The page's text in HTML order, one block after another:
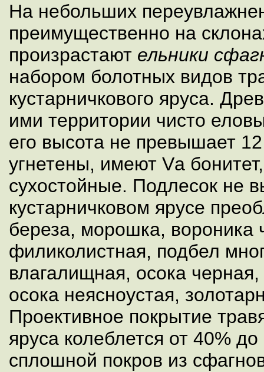
На небольших
преимущественно на
произрастают ельники
набором болотных видов
кустарничкового яруса.
ими территории чисто
его высота не превышает
угнетены, имеют Vа
сухостойные. Подлесок не
кустарничковом ярусе
береза, морошка, вороника
филиколистная, подбел
влагалищная, осока
осока неясноустая,
Проективное покрытие
яруса колеблется от 40%
сплошной покров из